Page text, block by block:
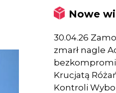
Nowe
30.04.26
zmarł nagle
Krucjatą
Kontroli